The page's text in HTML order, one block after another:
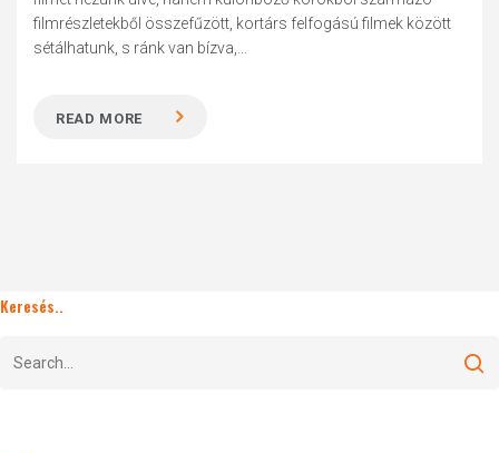
filmrészletekből összefűzött, kortárs felfogású filmek között
sétálhatunk, s ránk van bízva,...
READ MORE
Keresés..